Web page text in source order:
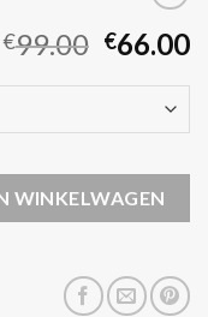
€99.00 €66.00
WINKELWAGEN